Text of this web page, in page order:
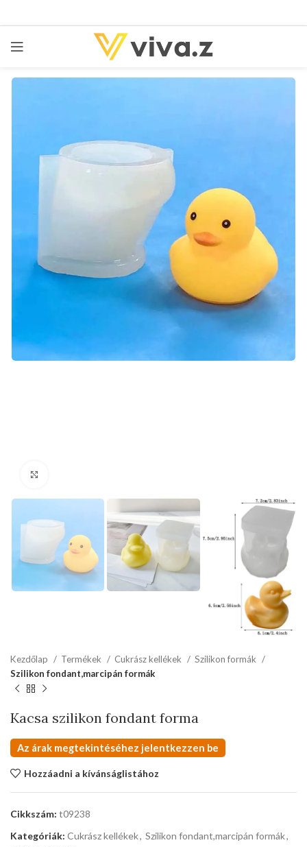
Kezdőlap Termékek Cukrász kellékek
Szilikon formák
Szilikon fondant,marcipán formák
Kacsa szilikon fondant forma
Az árak megtekintéséhez jelentkezzen be
Hozzáadni a kívánságlistához
Cikkszám: t09238
Kategóriák: Cukrász kellékek, Szilikon fondant,marcipán formák,